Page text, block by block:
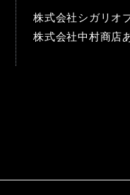
株式会社シガリオ
株式会社中村商店